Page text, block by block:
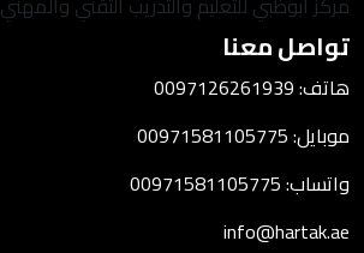
تواصل معنا
هاتف: 0097126261939
موبايل: 00971581105775
واتساب: 00971581105775
info@hartak.ae